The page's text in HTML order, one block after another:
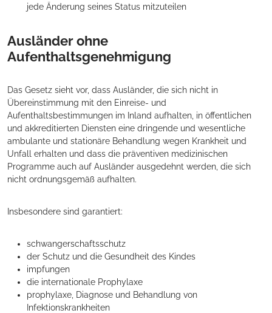
jede Änderung seines Status mitzuteilen
Ausländer ohne
Aufenthaltsgenehmigung
Das Gesetz sieht vor, dass Ausländer, die sich nicht in
Übereinstimmung mit den Einreise- und
Aufenthaltsbestimmungen im Inland aufhalten, in öffentlichen
und akkreditierten Diensten eine dringende und wesentliche
ambulante und stationäre Behandlung wegen Krankheit und
Unfall erhalten und dass die präventiven medizinischen
Programme auch auf Ausländer ausgedehnt werden, die sich
nicht ordnungsgemäß aufhalten.
Insbesondere sind garantiert:
schwangerschaftsschutz
der Schutz und die Gesundheit des Kindes
impfungen
die internationale Prophylaxe
prophylaxe, Diagnose und Behandlung von
Infektionskrankheiten